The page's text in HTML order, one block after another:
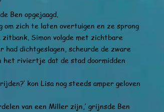
Ben opgejaagd.
zich te laten overtuigen en ze sprong
Simon volgde met zichtbare
dichtgeslagen, scheurde de zware
het riviertje dat de stad doormidden
kon Lisa nog steeds amper geloven
van een Miller zijn,’ grijnsde Ben